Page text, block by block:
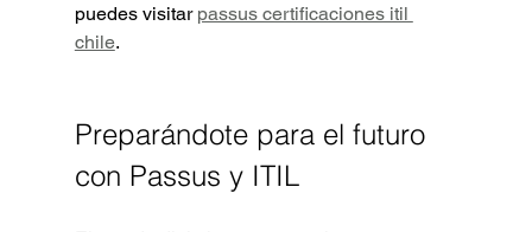
puedes visitar passus certificaciones itil
chile.
Preparándote para el futuro
con Passus y ITIL